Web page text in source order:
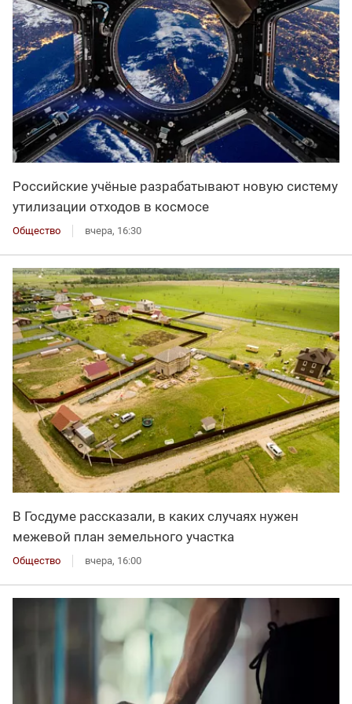
Российские учёные разрабатывают новую систему
утилизации отходов в космосе
Общество вчера, 16:30
В Госдуме рассказали, в каких случаях нужен
межевой план земельного участка
Общество вчера, 16:00